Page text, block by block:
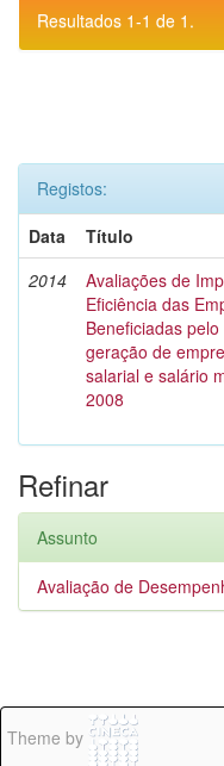
Resultados 1-1 de 1.
Registos:
Data
Título
2014
Avaliações de
Eficiência das
Beneficiadas pelo
geração de
salarial e salário
2008
Refinar
Assunto
Avaliação de
Theme by